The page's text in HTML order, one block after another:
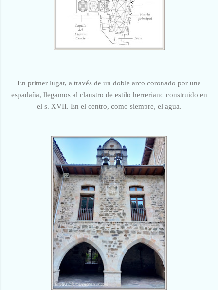
En primer lugar, a través de un doble arco coronado por una
espadaña, llegamos al claustro de estilo herreriano construido en
el s. XVII. En el centro, como siempre, el agua.